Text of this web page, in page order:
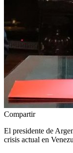
Compartir
El presidente de
crisis actual en